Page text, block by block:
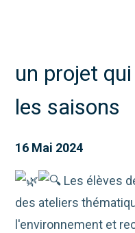
un projet
les saisons
16 Mai 2024
Les élèves
des ateliers
l'environnement et